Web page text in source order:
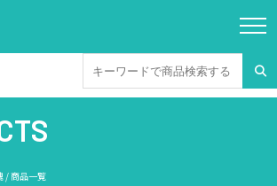
/ 商品一覧